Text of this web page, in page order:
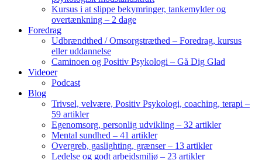
Kursus i at slippe bekymringer, tankemylder og
overtænkning – 2 dage
Foredrag
Udbrændthed / Omsorgstræthed – Foredrag, kursus
eller uddannelse
Caminoen og Positiv Psykologi – Gå Dig Glad
Videoer
Podcast
Blog
Trivsel, velvære, Positiv Psykologi, coaching, terapi –
59 artikler
Egenomsorg, personlig udvikling – 32 artikler
Mental sundhed – 41 artikler
Overgreb, gaslighting, grænser – 13 artikler
Ledelse og godt arbejdsmiljø – 23 artikler